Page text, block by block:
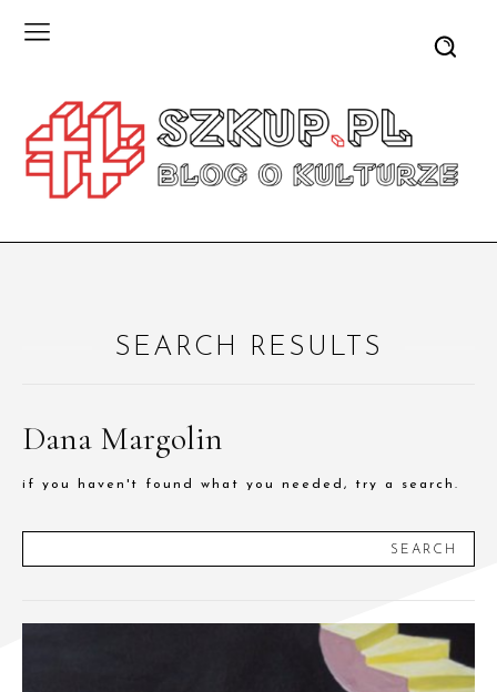
SEARCH RESULTS
Dana Margolin
if you haven't found what you needed, try a search.
SEARCH